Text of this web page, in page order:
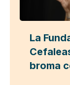
La
broma